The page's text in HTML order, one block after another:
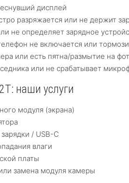
дисплей
разряжается или не держит
не определяет зарядное
не включается или
или есть пятна/размытие на
или не срабатывает
наши услуги
модуля (экрана)
/ USB-C
влаги
платы
замена модуля камеры